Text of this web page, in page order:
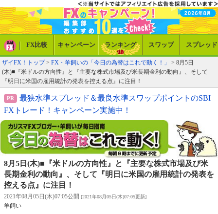
FX比較 キャンペーン ランキング スワップ スプレッド
ザイFX！トップ> FX・羊飼いの「今日の為替はこれで動く！」
> 8月5日
(木)■『米ドルの方向性』と『主要な株式市場及び米長期金利の動向』、そして
『明日に米国の雇用統計の発表を控える点』に注目！
最狭水準スプレッド＆最良水準スワップポイントのSBI
FXトレード！キャンペーン実施中！
8月5日(木)■『米ドルの方向性』と『主要な株式市場及び米
長期金利の動向』、そして『明日に米国の雇用統計の発表を
控える点』に注目！
2021年08月05日(木)07:05公開 [2021年08月05日(木)07:05更新]
羊飼い